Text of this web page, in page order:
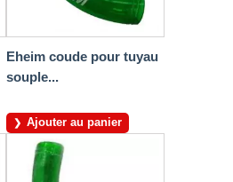
Eheim coude pour tuyau
souple...
Ajouter au panier